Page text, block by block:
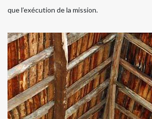
que l’exécution de la mission.